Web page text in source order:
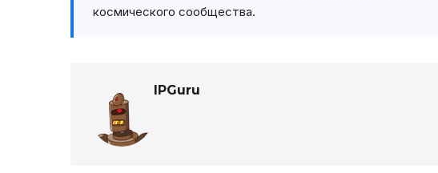
космического сообщества.
IPGuru